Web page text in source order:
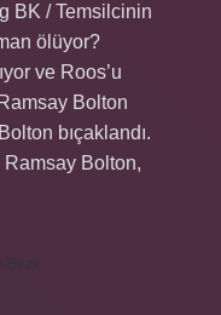
BK / Temsilcinin
ölüyor?
ve Roos’u
Bolton
bıçaklandı.
Bolton,
Bırak